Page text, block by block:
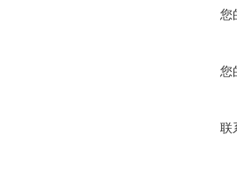
您
您
联